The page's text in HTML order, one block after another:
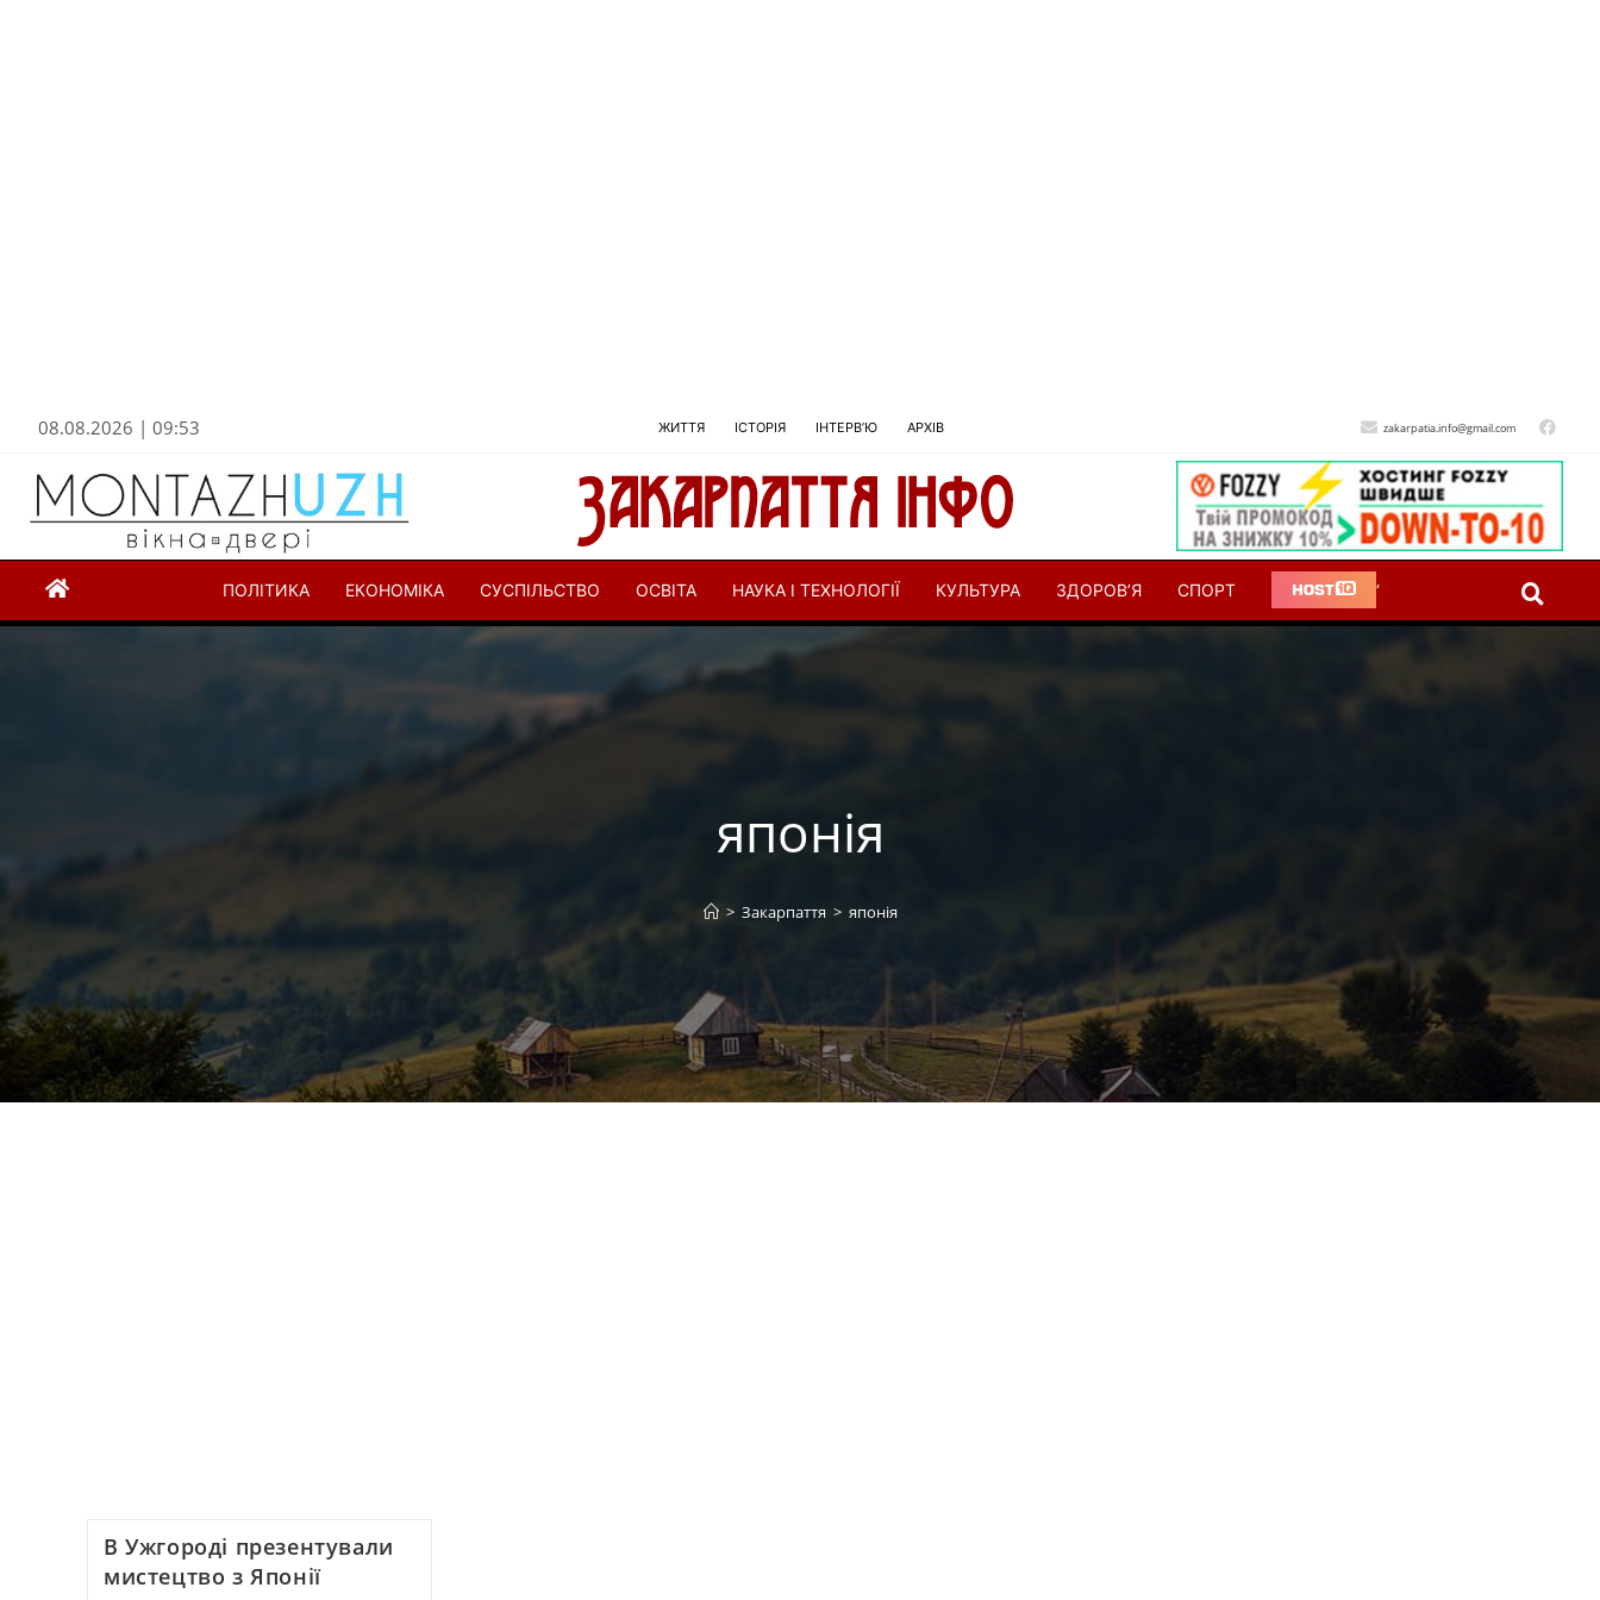
08.08.2026 | 09:53 ЖИТТЯ ІСТОРІЯ ІНТЕРВ’Ю АРХІВ zakarpatia.info@gmail.com
ПОЛІТИКА ЕКОНОМІКА СУСПІЛЬСТВО ОСВІТА НАУКА І ТЕХНОЛОГІЇ КУЛЬТУРА ЗДОРОВ’Я СПОРТ ‘
японія
> Закарпаття > японія
В Ужгороді презентували
мистецтво з Японії